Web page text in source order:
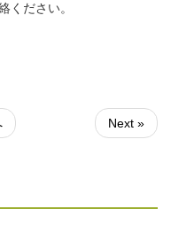
ください。
Next »